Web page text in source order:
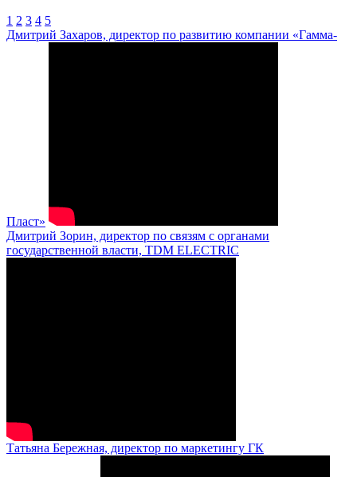
1 2 3 4 5
Дмитрий Захаров, директор по развитию компании «Гамма-
Пласт»
Дмитрий Зорин, директор по связям с органами
государственной власти, TDM ELECTRIC
Татьяна Бережная, директор по маркетингу ГК